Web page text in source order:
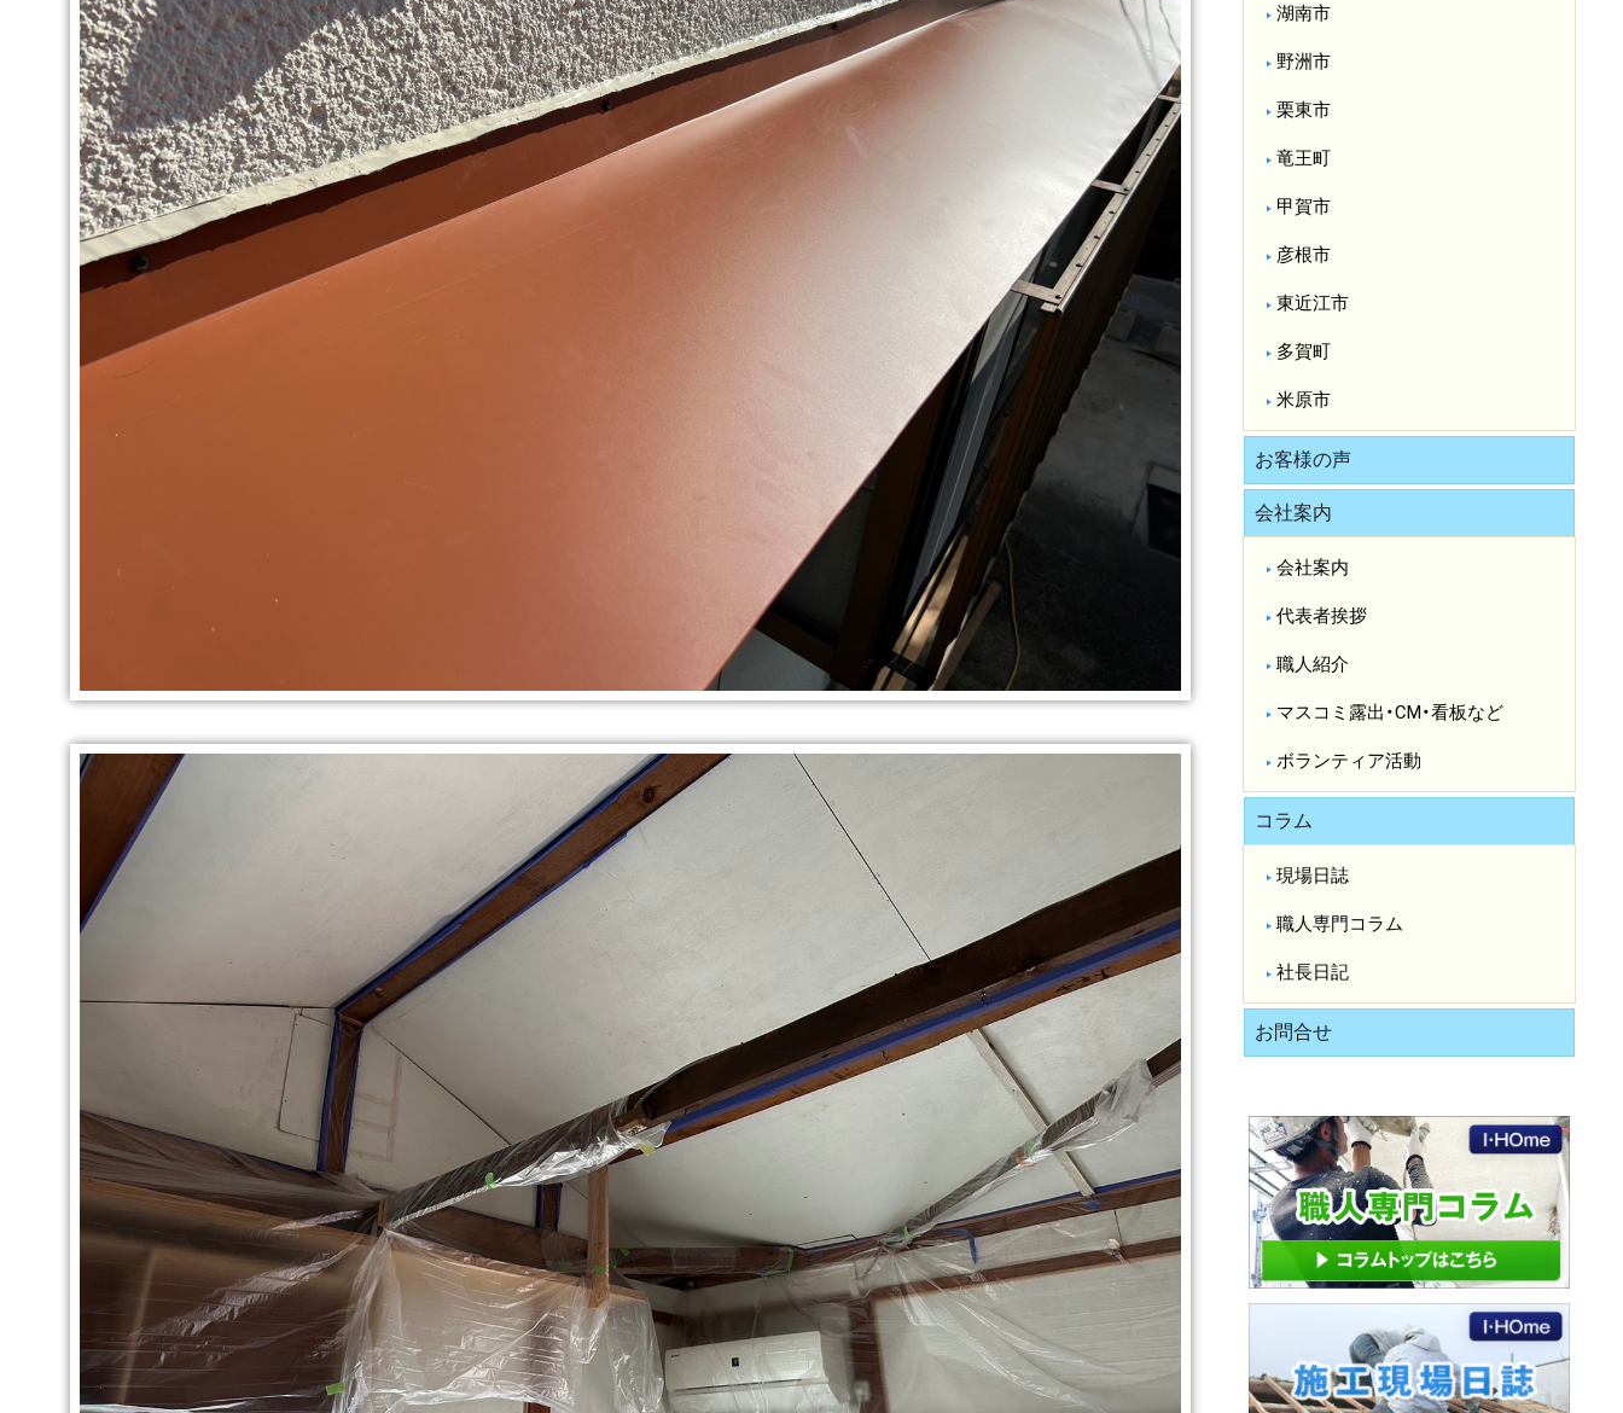
湖南市
野洲市
栗東市
竜王町
甲賀市
彦根市
東近江市
多賀町
米原市
お客様の声
会社案内
会社案内
代表者挨拶
職人紹介
マスコミ露出・CM・看板など
ボランティア活動
コラム
現場日誌
職人専門コラム
社長日記
お問合せ